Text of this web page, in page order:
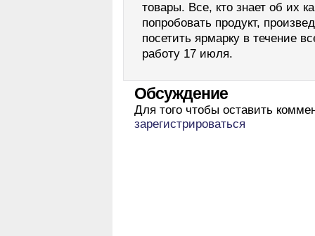
товары. Все, кто знает об их
попробовать продукт,
посетить ярмарку в течение
работу 17 июля.
Обсуждение
Для того чтобы оставить
зарегистрироваться